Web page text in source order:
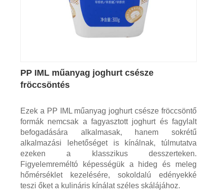
PP IML műanyag joghurt csésze
fröccsöntés
Ezek a PP IML műanyag joghurt csésze fröccsöntő
formák nemcsak a fagyasztott joghurt és fagylalt
befogadására alkalmasak, hanem sokrétű
alkalmazási lehetőséget is kínálnak, túlmutatva
ezeken a klasszikus desszerteken.
Figyelemreméltó képességük a hideg és meleg
hőmérséklet kezelésére, sokoldalú edényekké
teszi őket a kulináris kínálat széles skálájához.